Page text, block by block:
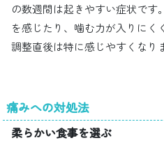
の数週間は起きやすい症状です
を感じたり、噛む力が入りにく
調整直後は特に感じやすくなり
痛みへの対処法
柔らかい食事を選ぶ